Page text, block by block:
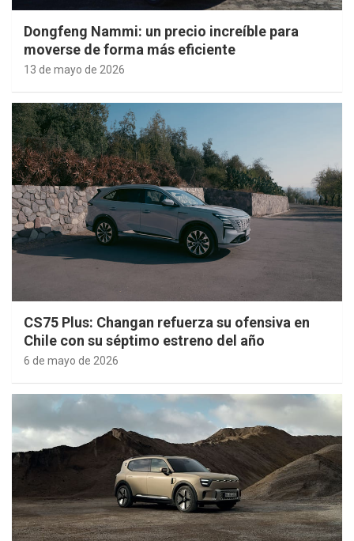
Dongfeng Nammi: un precio increíble para
moverse de forma más eficiente
13 de mayo de 2026
CS75 Plus: Changan refuerza su ofensiva en
Chile con su séptimo estreno del año
6 de mayo de 2026